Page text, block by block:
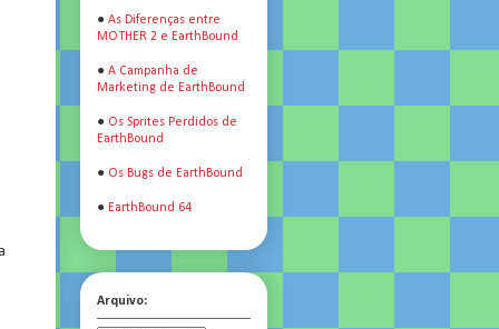
● As Diferenças entre
MOTHER 2 e EarthBound
● A Campanha de
Marketing de EarthBound
● Os Sprites Perdidos de
EarthBound
● Os Bugs de EarthBound
● EarthBound 64
Arquivo: